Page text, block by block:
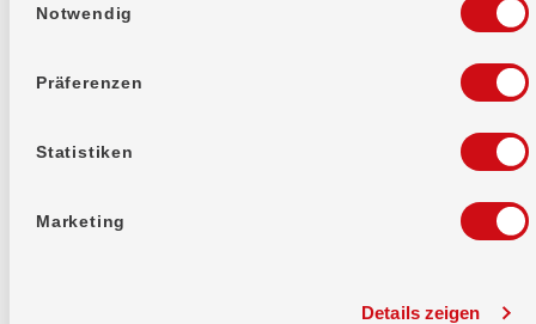
Notwendig
Präferenzen
Statistiken
Marketing
Details zeigen
Lass uns einen Termin finden.
Mehr erfahren